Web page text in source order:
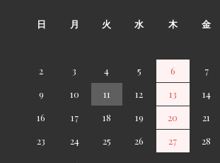
日 月 火 水 木 金
2
3 4 5 6 7
9
10 11 12 13 14
16
17 18 19 20 21
23
24 25 26 27 28